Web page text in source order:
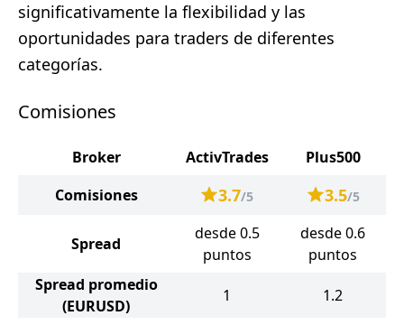
significativamente la flexibilidad y las
oportunidades para traders de diferentes
categorías.
Comisiones
Broker ActivTrades
Plus500
Comisiones
3.7/5 3.5/5
Spread
desde 0.5
puntos
desde 0.6
puntos
Spread promedio
(EURUSD)
1 1.2